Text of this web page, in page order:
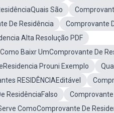
São
De Residência
Comprovante
Alta Resolução PDF
Como Baixr UmComprovante De
Prouni Exemplo
RESIDÊNCIAEditável
ResidênciaFalso
ComoComprovante De